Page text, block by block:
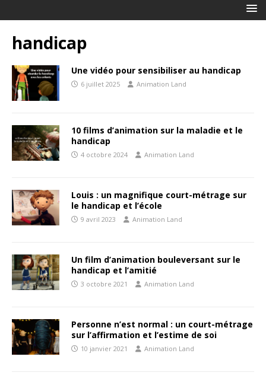
handicap
Une vidéo pour sensibiliser au handicap
6 juillet 2025 Animation Land
10 films d’animation sur la maladie et le
handicap
4 octobre 2024 Animation Land
Louis : un magnifique court-métrage sur
le handicap et l’école
9 avril 2023 Animation Land
Un film d’animation bouleversant sur le
handicap et l’amitié
3 octobre 2021 Animation Land
Personne n’est normal : un court-métrage
sur l’affirmation et l’estime de soi
10 janvier 2021 Animation Land